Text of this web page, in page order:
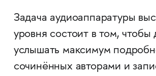
Задача аудиоаппаратуры
уровня состоит в том, чтобы
услышать максимум
сочинённых авторами и